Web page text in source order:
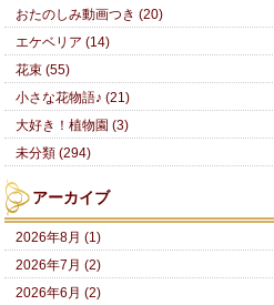
おたのしみ動画つき (20)
エケベリア (14)
花束 (55)
小さな花物語♪ (21)
大好き！植物園 (3)
未分類 (294)
アーカイブ
2026年8月 (1)
2026年7月 (2)
2026年6月 (2)